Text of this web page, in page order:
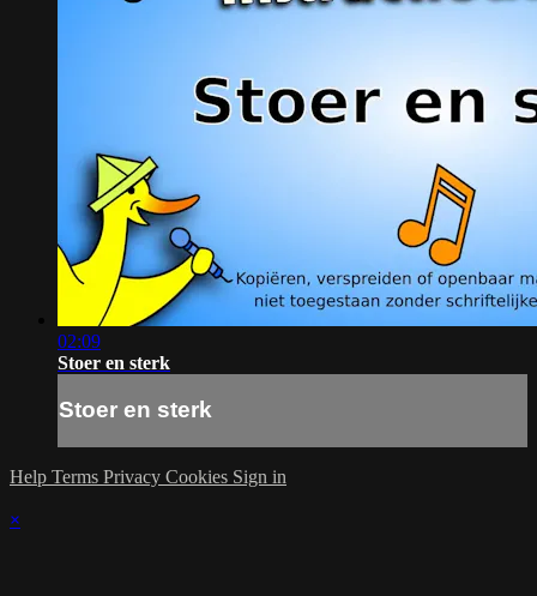
02:09
Stoer en sterk
Stoer en sterk
Help Terms Privacy Cookies Sign in
×